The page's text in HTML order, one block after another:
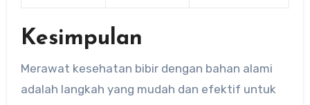
Kesimpulan
Merawat kesehatan bibir dengan bahan alami
adalah langkah yang mudah dan efektif untuk